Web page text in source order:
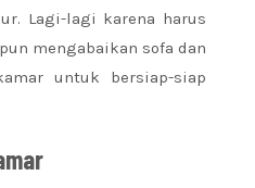
Lagi-lagi karena harus
mengabaikan sofa dan
untuk bersiap-siap